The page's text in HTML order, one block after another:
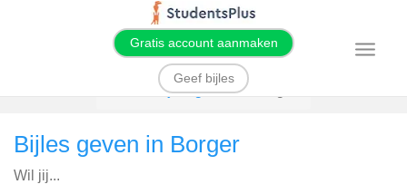
Gratis account aanmaken
Geef bijles
T
l
Bijles geven
Bijles geven in Borger
Wil jij...